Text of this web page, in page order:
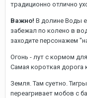
традиционно отлично
Важно! В долине Воды
забежал по колено в
заходите персонажем
Огонь - лут с кормом
Самая короткая дорога
Земля. Там суетно.
переагривает мобов с